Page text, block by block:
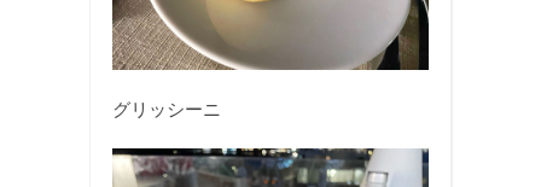
グリッシーニ